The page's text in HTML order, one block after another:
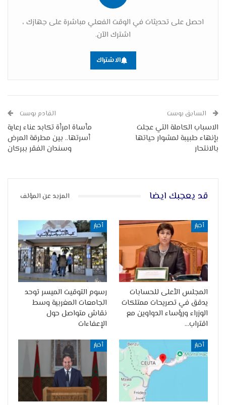
احصل على تحديثات في الوقت الفعلي مباشرة على جهازك ،
اشترك الآن.
الاشتراك
السابق بوست
الاسباب الكاملة التي عجلت
بإنهاء طبيبة لمشوار حياتها
بالانتحار
القادم بوست
مأساة امرأة تكابد عناء رعاية
أسرتها.. بين مطرقة المرض
وسندان الفقر ببركان
قد يعجبك ايضا المزيد عن المؤلف
أخبار
المجلس الأعلى للحسابات
يدقق في تصريحات ممتلكات
الوزراء ورؤساء الدواوين مع
اقتراب…
أخبار
رسوم التوقيت الميسر توحد
الجامعات المغربية وسط
نقاش متواصل حول
الإعفاءات
أخبار أخبار